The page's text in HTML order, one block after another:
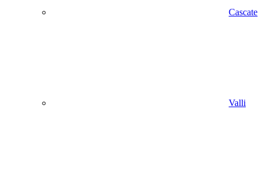
Cascate
Valli